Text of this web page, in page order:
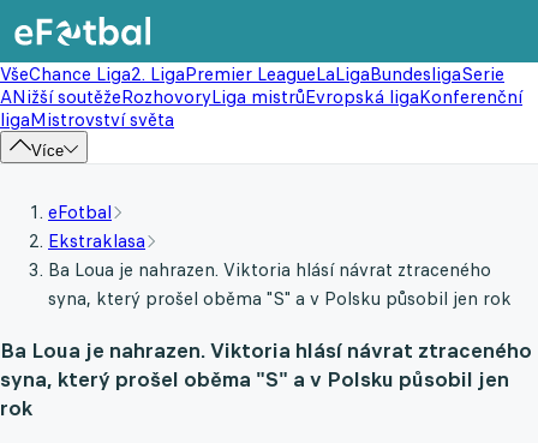
VšeChance Liga2. LigaPremier LeagueLaLigaBundesligaSerie
ANižší soutěžeRozhovoryLiga mistrůEvropská ligaKonferenční
ligaMistrovství světa
Více
eFotbal
Ekstraklasa
Ba Loua je nahrazen. Viktoria hlásí návrat ztraceného
syna, který prošel oběma "S" a v Polsku působil jen rok
Ba Loua je nahrazen. Viktoria hlásí návrat ztraceného
syna, který prošel oběma "S" a v Polsku působil jen
rok